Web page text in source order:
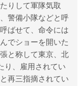
りして軍隊気取
警備小隊などと呼
ばせて、命令には
でショーを開いた
と称して東京、北
り、雇用されてい
再三指摘されてい